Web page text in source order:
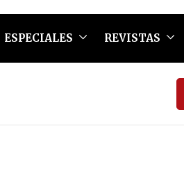
ESPECIALES REVISTAS